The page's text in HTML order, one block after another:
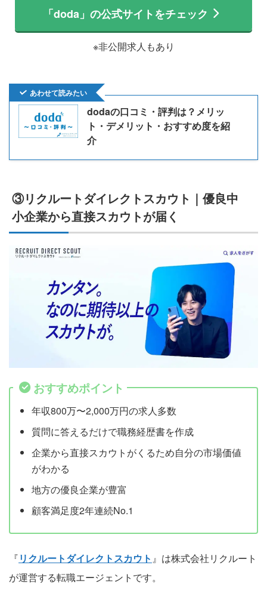
「doda」の公式サイトをチェック
※非公開求人もあり
あわせて読みたい
dodaの口コミ・評判は？メリッ
ト・デメリット・おすすめ度を紹
介
③リクルートダイレクトスカウト｜優良中
小企業から直接スカウトが届く
おすすめポイント
年収800万〜2,000万円の求人多数
質問に答えるだけで職務経歴書を作成
企業から直接スカウトがくるため自分の市場価値
がわかる
地方の優良企業が豊富
顧客満足度2年連続No.1
『リクルートダイレクトスカウト 』は株式会社リクルート
が運営する転職エージェントです。